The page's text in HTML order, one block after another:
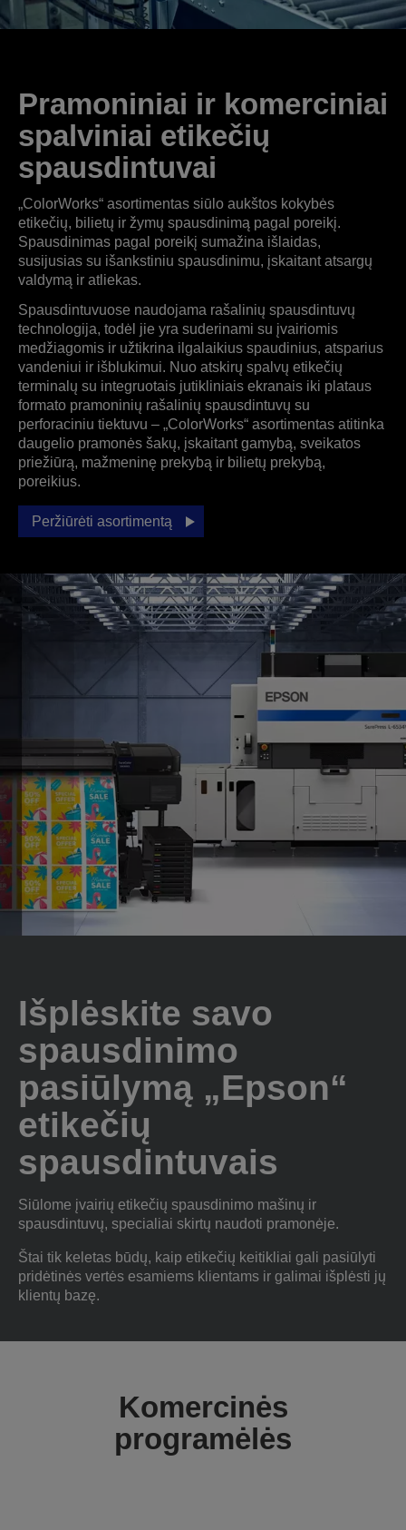
Pramoniniai ir komerciniai
spalviniai etikečių
spausdintuvai
„ColorWorks“ asortimentas siūlo aukštos kokybės
etikečių, bilietų ir žymų spausdinimą pagal poreikį.
Spausdinimas pagal poreikį sumažina išlaidas,
susijusias su išankstiniu spausdinimu, įskaitant atsargų
valdymą ir atliekas.
Spausdintuvuose naudojama rašalinių spausdintuvų
technologija, todėl jie yra suderinami su įvairiomis
medžiagomis ir užtikrina ilgalaikius spaudinius, atsparius
vandeniui ir išblukimui. Nuo atskirų spalvų etikečių
terminalų su integruotais jutikliniais ekranais iki plataus
formato pramoninių rašalinių spausdintuvų su
perforaciniu tiektuvu – „ColorWorks“ asortimentas atitinka
daugelio pramonės šakų, įskaitant gamybą, sveikatos
priežiūrą, mažmeninę prekybą ir bilietų prekybą,
poreikius.
Peržiūrėti asortimentą
Išplėskite savo
spausdinimo
pasiūlymą „Epson“
etikečių
spausdintuvais
Siūlome įvairių etikečių spausdinimo mašinų ir
spausdintuvų, specialiai skirtų naudoti pramonėje.
Štai tik keletas būdų, kaip etikečių keitikliai gali pasiūlyti
pridėtinės vertės esamiems klientams ir galimai išplėsti jų
klientų bazę.
Komercinės
programėlės